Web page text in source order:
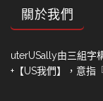
關於我們
uterUSally由三組字
+【US我們】，意指